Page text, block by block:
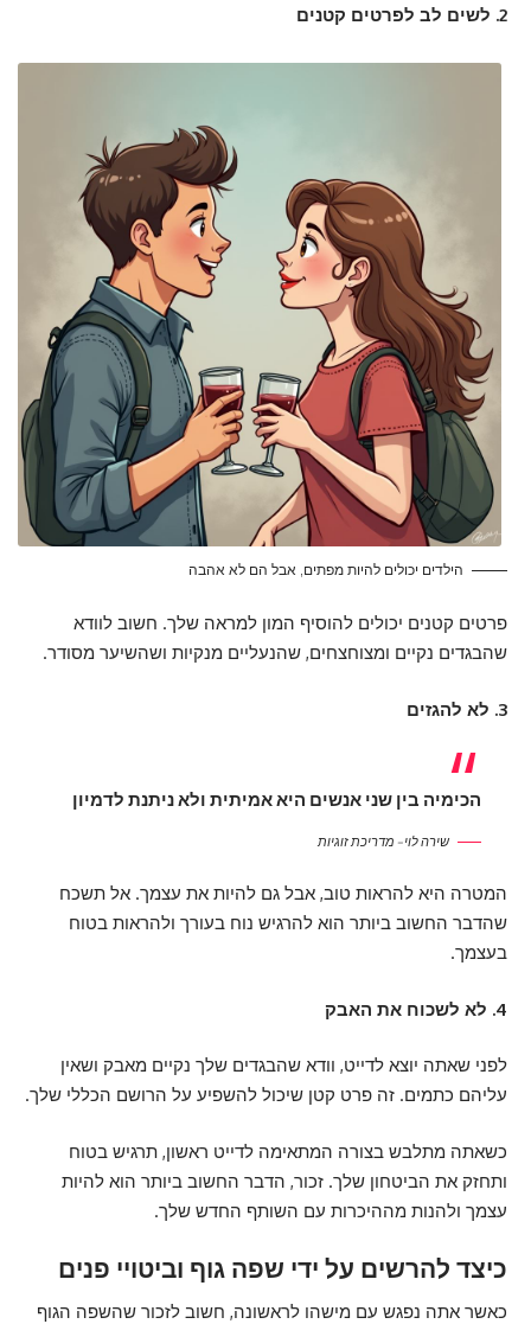
2. לשים לב לפרטים קטנים
הילדים יכולים להיות מפתים, אבל הם לא אהבה
פרטים קטנים יכולים להוסיף המון למראה שלך. חשוב לוודא
שהבגדים נקיים ומצוחצחים, שהנעליים מנקיות ושהשיער מסודר.
3. לא להגזים
הכימיה בין שני אנשים היא אמיתית ולא ניתנת לדמיון
שירה לוי – מדריכת זוגיות
המטרה היא להראות טוב, אבל גם להיות את עצמך. אל תשכח
שהדבר החשוב ביותר הוא להרגיש נוח בעורך ולהראות בטוח
בעצמך.
4. לא לשכוח את האבק
לפני שאתה יוצא לדייט, וודא שהבגדים שלך נקיים מאבק ושאין
עליהם כתמים. זה פרט קטן שיכול להשפיע על הרושם הכללי שלך.
כשאתה מתלבש בצורה המתאימה לדייט ראשון, תרגיש בטוח
ותחזק את הביטחון שלך. זכור, הדבר החשוב ביותר הוא להיות
עצמך ולהנות מההיכרות עם השותף החדש שלך.
כיצד להרשים על ידי שפה גוף וביטויי פנים
כאשר אתה נפגש עם מישהו לראשונה, חשוב לזכור שהשפה הגוף